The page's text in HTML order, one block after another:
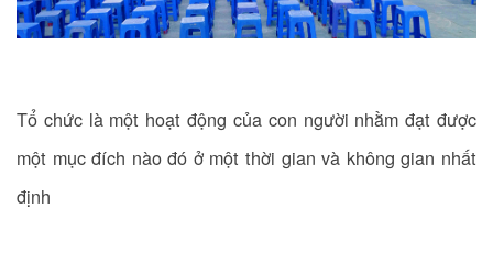
Tổ chức là một hoạt động của con người nhằm đạt được
một mục đích nào đó ở một thời gian và không gian nhất
định